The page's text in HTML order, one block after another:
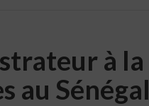
à la
au Sénégal